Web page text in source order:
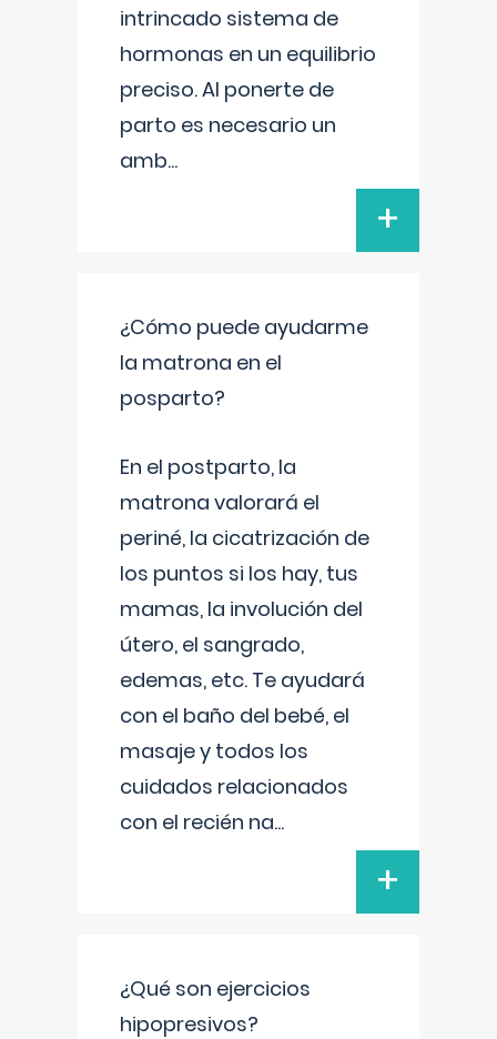
intrincado sistema de
hormonas en un equilibrio
preciso. Al ponerte de
parto es necesario un
amb...
+
¿Cómo puede ayudarme
la matrona en el
posparto?
En el postparto, la
matrona valorará el
periné, la cicatrización de
los puntos si los hay, tus
mamas, la involución del
útero, el sangrado,
edemas, etc. Te ayudará
con el baño del bebé, el
masaje y todos los
cuidados relacionados
con el recién na...
+
¿Qué son ejercicios
hipopresivos?